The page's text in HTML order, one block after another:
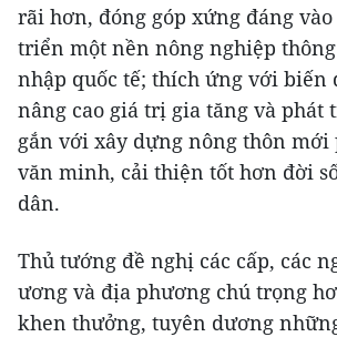
rãi hơn, đóng góp xứng đáng
triển một nền nông nghiệp
nhập quốc tế; thích ứng với biến
nâng cao giá trị gia tăng và phát
gắn với xây dựng nông thôn
văn minh, cải thiện tốt hơn đời
dân.
Thủ tướng đề nghị các cấp, các
ương và địa phương chú trọng
khen thưởng, tuyên dương